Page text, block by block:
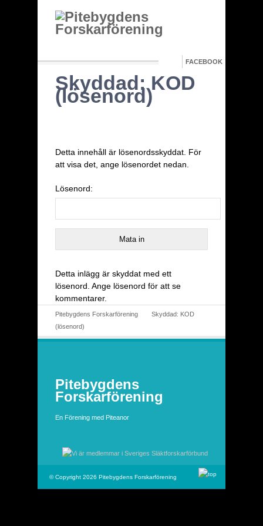
FACEBOOK
Skyddad: KOD
(lösenord)
Detta innehåll är lösenordsskyddat. För
att visa det, ange lösenordet nedan.
Lösenord:
Detta inlägg är skyddat med ett
lösenord. Ange lösenord för att se
kommentarer.
Pitebygdens Forskarförening
Skyddad: KOD
(lösenord)
Pitebygdens
Forskarförening
En Förening med Piteanor
© Copyright 2026 Pitebygdens Forskarförening